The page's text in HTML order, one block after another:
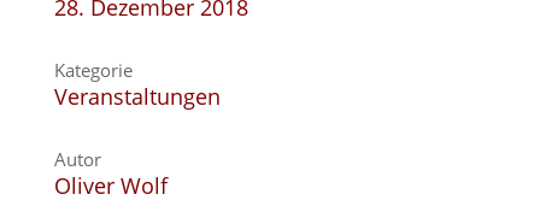
28. Dezember 2018
Kategorie
Veranstaltungen
Autor
Oliver Wolf